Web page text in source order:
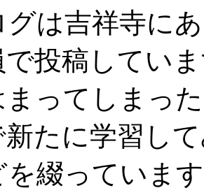
グは吉祥寺に
投稿してい
ってしまっ
新たに学習し
を綴っていま